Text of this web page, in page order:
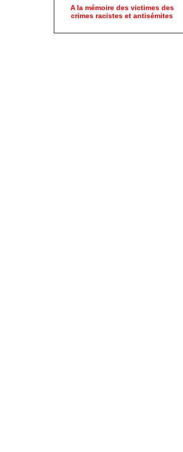
A la mémoire des victimes des
crimes racistes et antisémites